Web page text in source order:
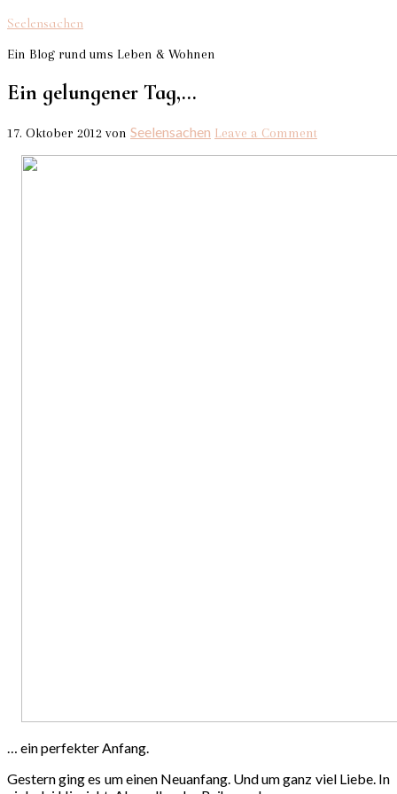
Seelensachen
Ein Blog rund ums Leben & Wohnen
Ein gelungener Tag,…
17. Oktober 2012 von Seelensachen Leave a Comment
… ein perfekter Anfang.
Gestern ging es um einen Neuanfang. Und um ganz viel Liebe. In